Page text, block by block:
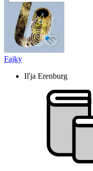
Fajky
Iľja Erenburg